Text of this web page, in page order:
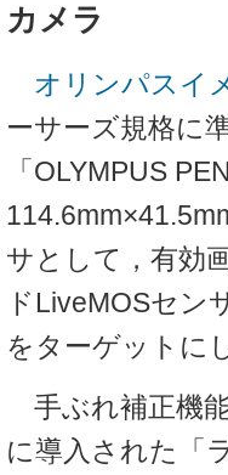
カメラ
オリンパスイ
ーサーズ規格に
「OLYMPUS
サとして，有効
ドLiveMOSセン
をターゲットに
手ぶれ補正機
に導入された「